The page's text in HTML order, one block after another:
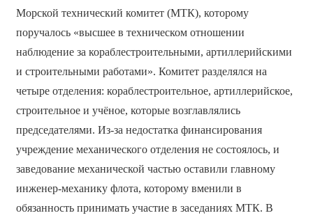
Морской технический комитет (МТК), которому
поручалось «высшее в техническом отношении
наблюдение за кораблестроительными, артиллерийскими
и строительными работами». Комитет разделялся на
четыре отделения: кораблестроительное, артиллерийское,
строительное и учёное, которые возглавлялись
председателями. Из-за недостатка финансирования
учреждение механического отделения не состоялось, и
заведование механической частью оставили главному
инженер-механику флота, которому вменили в
обязанность принимать участие в заседаниях МТК. В